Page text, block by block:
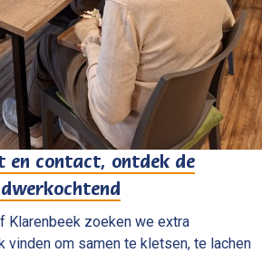
en contact, ontdek de
Klarenbeek zoeken we extra
vinden om samen te kletsen, te lachen